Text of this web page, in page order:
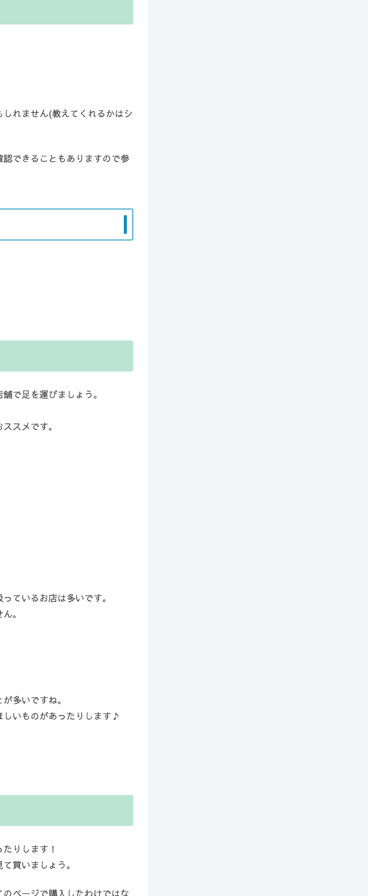
れません(教えてくれるかはシ
できることもありますので参
で足を運びましょう。
スメです。
ているお店は多いです。
。
多いですね。
しいものがあったりします♪
りします！
買いましょう。
ページで購入したわけではな